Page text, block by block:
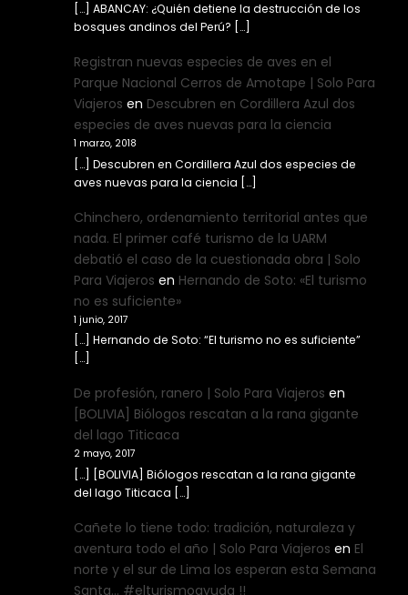
[…] ABANCAY: ¿Quién detiene la destrucción de los
bosques andinos del Perú? […]
Registran nuevas especies de aves en el
Parque Nacional Cerros de Amotape | Solo Para
Viajeros en Descubren en Cordillera Azul dos
especies de aves nuevas para la ciencia
1 marzo, 2018
[…] Descubren en Cordillera Azul dos especies de
aves nuevas para la ciencia […]
Chinchero, ordenamiento territorial antes que
nada. El primer café turismo de la UARM
debatió el caso de la cuestionada obra | Solo
Para Viajeros en Hernando de Soto: «El turismo
no es suficiente»
1 junio, 2017
[…] Hernando de Soto: “El turismo no es suficiente”
[…]
De profesión, ranero | Solo Para Viajeros en
[BOLIVIA] Biólogos rescatan a la rana gigante
del lago Titicaca
2 mayo, 2017
[…] [BOLIVIA] Biólogos rescatan a la rana gigante
del lago Titicaca […]
Cañete lo tiene todo: tradición, naturaleza y
aventura todo el año | Solo Para Viajeros en El
norte y el sur de Lima los esperan esta Semana
Santa… #elturismoayuda !!